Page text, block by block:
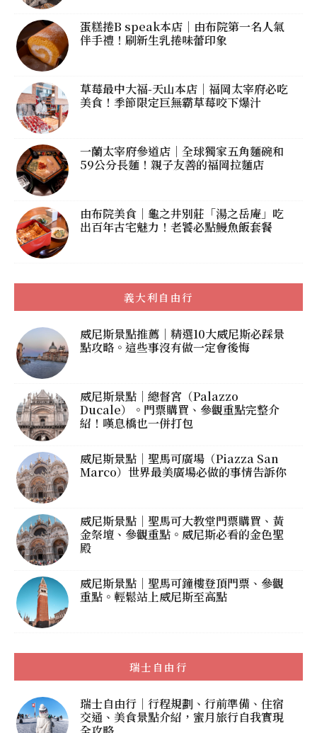
蛋糕捲B speak本店｜由布院第一名人氣
伴手禮！刷新生乳捲味蕾印象
草莓最中大福-天山本店｜福岡太宰府必吃
美食！季節限定巨無霸草莓咬下爆汁
一蘭太宰府參道店｜全球獨家五角麵碗和
59公分長麵！親子友善的福岡拉麵店
由布院美食｜龜之井別莊「湯之岳庵」吃
出百年古宅魅力！老饕必點鰻魚飯套餐
義大利自由行
威尼斯景點推薦｜精選10大威尼斯必踩景
點攻略。這些事沒有做一定會後悔
威尼斯景點｜總督宮（Palazzo
Ducale）。門票購買、參觀重點完整介
紹！嘆息橋也一併打包
威尼斯景點｜聖馬可廣場（Piazza San
Marco）世界最美廣場必做的事情告訴你
威尼斯景點｜聖馬可大教堂門票購買、黃
金祭壇、參觀重點。威尼斯必看的金色聖
殿
威尼斯景點｜聖馬可鐘樓登頂門票、參觀
重點。輕鬆站上威尼斯至高點
瑞士自由行
瑞士自由行｜行程規劃、行前準備、住宿
交通、美食景點介紹，蜜月旅行自我實現